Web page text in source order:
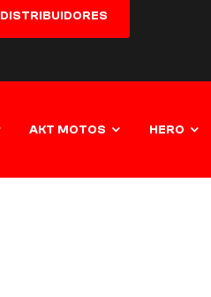
DISTRIBUIDORES
AKT MOTOS HERO